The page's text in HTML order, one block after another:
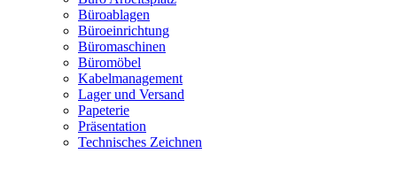
Büroablagen
Büroeinrichtung
Büromaschinen
Büromöbel
Kabelmanagement
Lager und Versand
Papeterie
Präsentation
Technisches Zeichnen